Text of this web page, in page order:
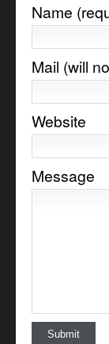
Name
Mail (will
Website
Message